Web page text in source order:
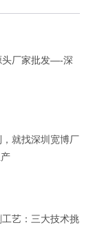
头厂家批发—-深
就找深圳宽博厂
艺：三大技术挑